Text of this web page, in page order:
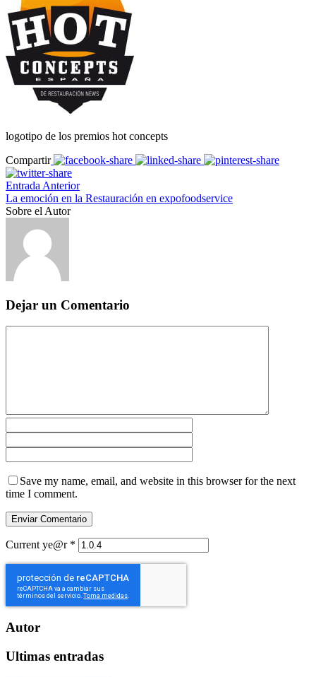
logotipo de los premios hot concepts
Compartir
Entrada Anterior
La emoción en la Restauración en expofoodservice
Sobre el Autor
Dejar un Comentario
Save my name, email, and website in this browser for the next
time I comment.
Current ye@r *
Autor
Ultimas entradas